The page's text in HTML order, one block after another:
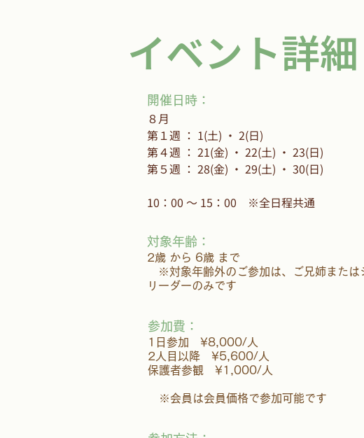
イベント詳細
開催日時：
８月
第１週 ： 1(土) ・ 2(日)
第４週 ： 21(金) ・ 22(土) ・ 23(日)
第５週 ： 28(金) ・ 29(土) ・ 30(日)
10：00 ～ 15：00 ※全日程共通
対象年齢：
2歳 から 6歳 まで
※対象年齢外のご参加は、ご兄姉または
リーダーのみです
参加費：
1日参加 ¥8,000/人
2人目以降 ¥5,600/人
保護者参観 ¥1,000/人
​ ※会員は会員価格で参加可能です